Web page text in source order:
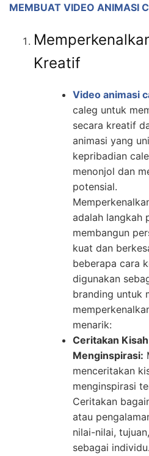
MEMBUAT VIDEO ANIMASI
Kreatif
Video animasi
caleg untuk
secara kreatif
animasi yang
kepribadian
menonjol dan
potensial.
adalah langkah
membangun
kuat dan
beberapa cara
digunakan
branding untuk
menarik:
Ceritakan
Menginspirasi:
menceritakan
menginspirasi
Ceritakan
atau
nilai-nilai,
sebagai